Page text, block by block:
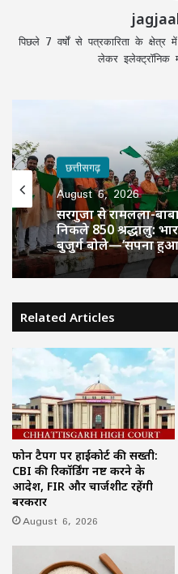
पिछले 7 वर्षों से पत्रकारिता के
लेकर इलेक्ट्रॉनिक
छत्तीसगढ़
August 6, 2026
सरगुजा से रामलला-
बुजुर्ग बोले—‘सपना हुआ
छत्तीसगढ़
August 6, 2026
CM साय की हाईलेवल
सेवा सेतु और एग्रीस्टैक
Related Articles
फोन टैपिंग पर हाईकोर्ट की सख्ती:
CBI की रिकॉर्डिंग नष्ट करने के
आदेश, FIR और चार्जशीट रहेंगी
बरकरार
August 6, 2026